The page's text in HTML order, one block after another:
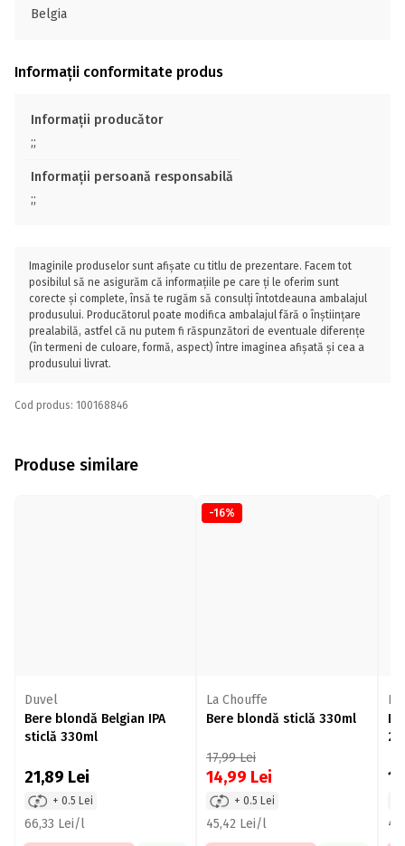
Belgia
Informații conformitate produs
Informații producător
;;
Informații persoană responsabilă
;;
Imaginile produselor sunt afișate cu titlu de prezentare. Facem tot
posibilul să ne asigurăm că informațiile pe care ți le oferim sunt
corecte și complete, însă te rugăm să consulți întotdeauna ambalajul
produsului. Producătorul poate modifica ambalajul fără o înștiințare
prealabilă, astfel că nu putem fi răspunzători de eventuale diferențe
(în termeni de culoare, formă, aspect) între imaginea afișată și cea a
produsului livrat.
Cod produs: 100168846
Produse similare
Duvel
Bere blondă Belgian IPA
sticlă 330ml
21,89 Lei
+ 0.5 Lei
66,33 Lei/l
-16%
La Chouffe
Bere blondă sticlă 330ml
17,99Lei
14,99 Lei
+ 0.5 Lei
45,42 Lei/l